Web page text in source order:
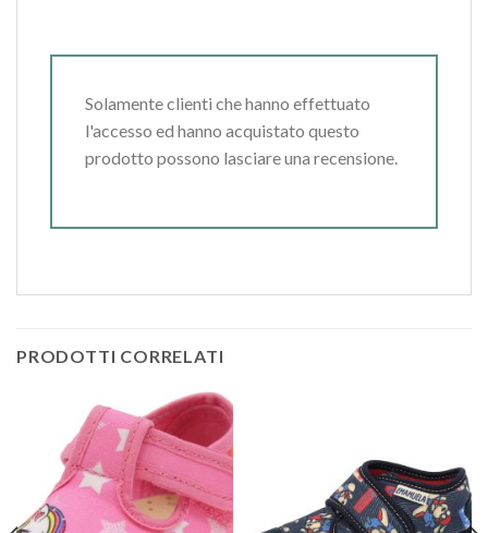
Solamente clienti che hanno effettuato
l'accesso ed hanno acquistato questo
prodotto possono lasciare una recensione.
PRODOTTI CORRELATI